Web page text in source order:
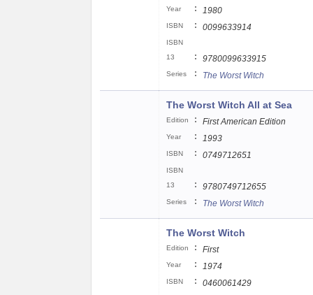
Year : 1980
ISBN : 0099633914
ISBN
13
: 9780099633915
Series : The Worst Witch
The Worst Witch All at Sea
Edition : First American Edition
Year : 1993
ISBN : 0749712651
ISBN
13
: 9780749712655
Series : The Worst Witch
The Worst Witch
Edition : First
Year : 1974
ISBN : 0460061429